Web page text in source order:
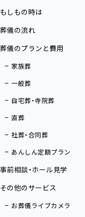
もしもの時は
葬儀の流れ
葬儀のプランと費用
家族葬
一般葬
自宅葬・寺院葬
直葬
社葬・合同葬
あんしん定額プラン
事前相談・ホール見学
その他のサービス
お葬儀ライブカメラ